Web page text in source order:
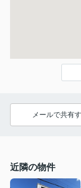
メールで共有
近隣の物件